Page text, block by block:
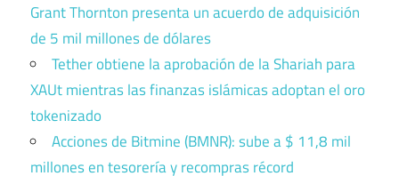
Grant Thornton presenta un acuerdo de adquisición
de 5 mil millones de dólares
Tether obtiene la aprobación de la Shariah para
XAUt mientras las finanzas islámicas adoptan el oro
tokenizado
Acciones de Bitmine (BMNR): sube a $ 11,8 mil
millones en tesorería y recompras récord